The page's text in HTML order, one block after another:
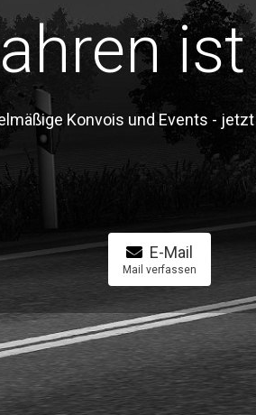
Konvois und Events -
E-Mail
Mail verfassen